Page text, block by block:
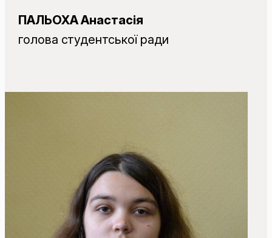
ПАЛЬОХА Анастасія
голова студентської ради